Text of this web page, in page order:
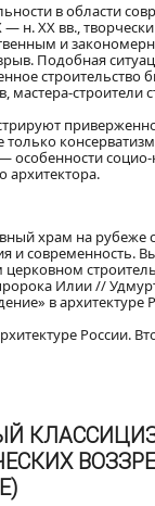
в области
— н. XX вв.,
и
Подобная
мастера-
архитектора.
храм на рубеже
и современность.
Илии //
в
России.